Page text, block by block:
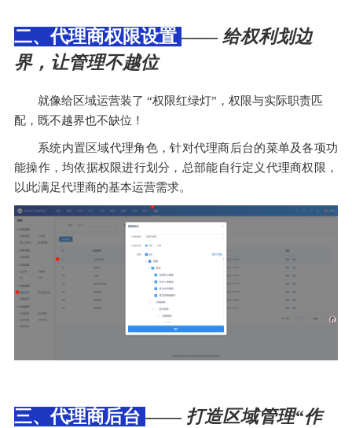
二、代理商权限设置 —— 给权利划边
界，让管理不越位
就像给区域运营装了 “权限红绿灯”，权限与实际职责匹
配，既不越界也不缺位！
系统内置区域代理角色，针对代理商后台的菜单及各项功
能操作，均依据权限进行划分，总部能自行定义代理商权限，
以此满足代理商的基本运营需求。
三、代理商后台 —— 打造区域管理“作